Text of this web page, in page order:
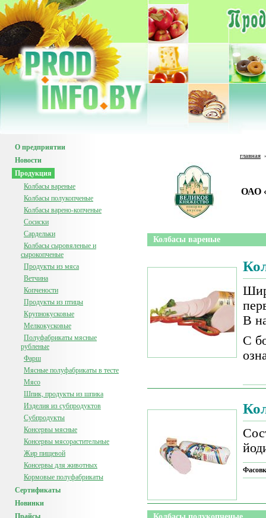
О предприятии
Новости
Продукция
Колбасы вареные
Колбасы полукопченые
Колбасы варено-копченые
Сосиски
Сардельки
Колбасы сыровяленые и
сырокопченые
Продукты из мяса
Ветчина
Копчености
Продукты из птицы
Крупнокусковые
Мелкокусковые
Полуфабрикаты мясные
рубленые
Фарш
Мясные полуфабрикаты в тесте
Мясо
Шпик, продукты из шпика
Изделия из субпродуктов
Субпродукты
Консервы мясные
Консервы мясорастительные
Жир пищевой
Консервы для животных
Кормовые полуфабрикаты
Сертификаты
Новинки
Прайсы
главная
ОАО
Колбасы вареные
В
С